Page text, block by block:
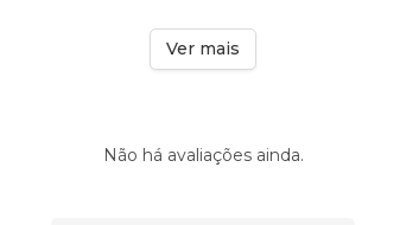
Ver mais
Não há avaliações ainda.